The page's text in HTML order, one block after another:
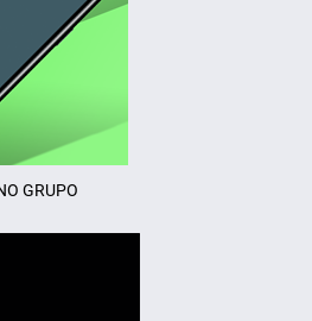
GRUPO